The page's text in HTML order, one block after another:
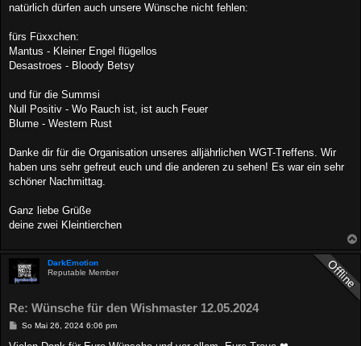
a
natürlich dürfen auch unsere Wünsche nicht fehlen:
fürs Füxxchen:
Mantus - Kleiner Engel flügellos
Desastroes - Bloody Betsy
und für die Summsi
Null Positiv - Wo Rauch ist, ist auch Feuer
Blume - Western Rust
Danke dir für die Organisation unseres alljährlichen WGT-Treffens. Wir
haben uns sehr gefreut euch und die anderen zu sehen! Es war ein sehr
schöner Nachmittag.
Ganz liebe Grüße
deine zwei Kleintierchen
DarkEmotion
Reputable Member
Re: Wünsche für den Wishmaster 12.05.2024
B
i
So Mai 26, 2024 6:06 pm